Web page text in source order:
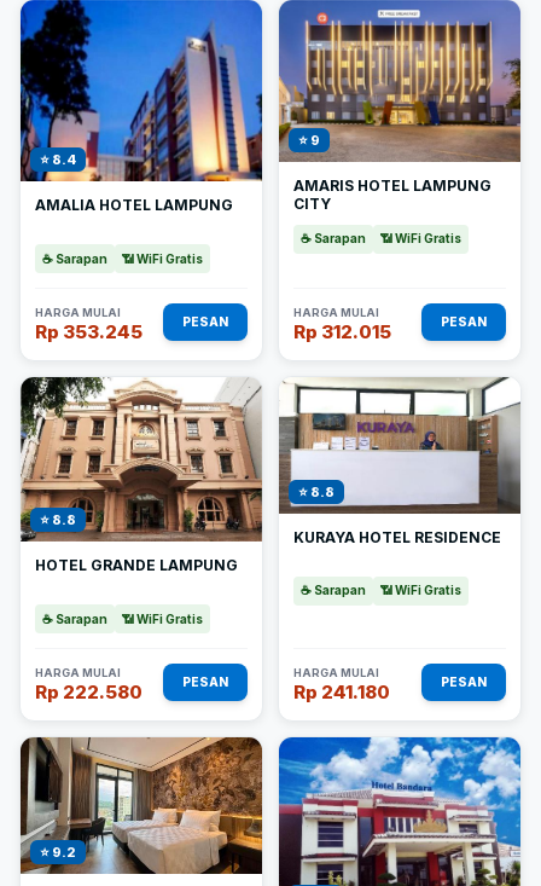
⭐ 8.4
AMALIA HOTEL LAMPUNG
☕ Sarapan 📶 WiFi Gratis
HARGA MULAI
Rp 353.245 PESAN
⭐ 9
AMARIS HOTEL LAMPUNG
CITY
☕ Sarapan 📶 WiFi Gratis
HARGA MULAI
Rp 312.015 PESAN
⭐ 8.8
HOTEL GRANDE LAMPUNG
☕ Sarapan 📶 WiFi Gratis
HARGA MULAI
Rp 222.580 PESAN
⭐ 8.8
KURAYA HOTEL RESIDENCE
☕ Sarapan 📶 WiFi Gratis
HARGA MULAI
Rp 241.180 PESAN
⭐ 9.2